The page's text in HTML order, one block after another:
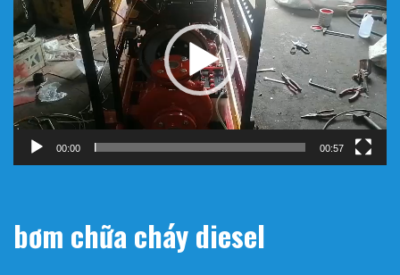
Video
00:00 00:57
bơm chữa cháy diesel